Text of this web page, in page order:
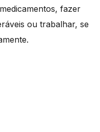
fazer
ou trabalhar, se